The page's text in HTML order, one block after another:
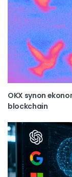
OKX synon
blockchain